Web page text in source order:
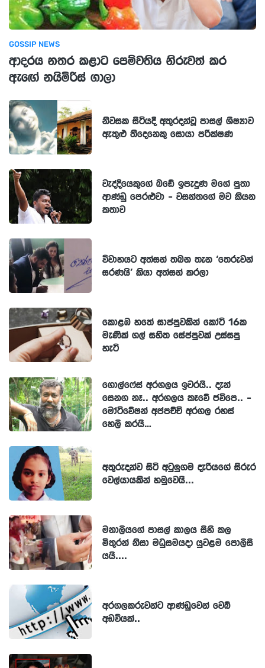
GOSSIP NEWS
ආදරය නතර කළාට පෙම්වතිය නිරුවත් කර
ඇඟේ නයිමිරිස් ගාලා
නිවසක සිටියදී අතුරදන්වූ පාසල් ශිෂ්‍යාව
ඇතුළු තිදෙනෙකු සොයා පරික්ෂණ
වැද්දියෙකුගේ බඩේ ඉපැදුණ මගේ පුතා
ආණ්ඩු පෙරළුවා - වසන්තගේ මව කියන
කතාව
විවාහයට අත්සන් තබන තැන ‘තෙරුවන්
සරණයි’ කියා අත්සන් කරලා
කොළඹ හතේ සාප්පුවකින් කෝටි 16ක
මැණික් ගල් සහිත සේප්පුවක් උස්සපු
හැටි
ගොල්ෆේස් අරගලය ඉවරයි.. දැන්
සෙනග නෑ.. අරගලය කෑවේ ජවිපෙ.. -
මෝටිවේෂන් අප්පච්චි අරගල රහස්
හෙලි කරයි…
අතුරුදන්ව සිටි අටුලුගම දැරියගේ සිරුර
වෙල්යායකින් හමුවෙයි...
මනාලියගේ පාසල් කාලය සිහි කල
මිතුරන් නිසා මධුසමයදා යුවළම පොලිසි
යයි....
අරගලකරුවන්ට ආණ්ඩුවෙන් වෙබ්
අඩවියක්..